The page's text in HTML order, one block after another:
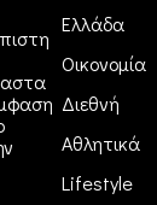
Ελλάδα
Οικονομία
Διεθνή
Αθλητικά
Lifestyle